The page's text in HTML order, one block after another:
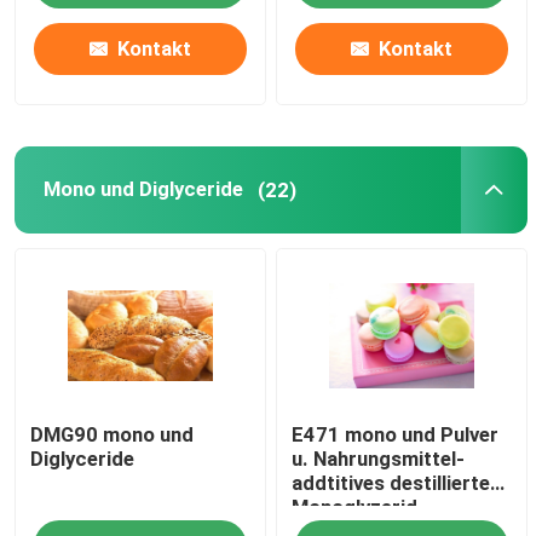
Kontakt Kontakt
Mono und Diglyceride (22)
DMG90 mono und
Diglyceride
E471 mono und Pulver
u. Nahrungsmittel-
addtitives destilliertes
Monoglyzerid